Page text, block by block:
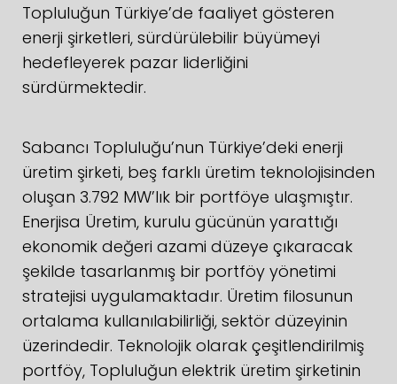
Topluluğun Türkiye’de faaliyet gösteren
enerji şirketleri, sürdürülebilir büyümeyi
hedefleyerek pazar liderliğini
sürdürmektedir.
Sabancı Topluluğu’nun Türkiye’deki enerji
üretim şirketi, beş farklı üretim teknolojisinden
oluşan 3.792 MW’lık bir portföye ulaşmıştır.
Enerjisa Üretim, kurulu gücünün yarattığı
ekonomik değeri azami düzeye çıkaracak
şekilde tasarlanmış bir portföy yönetimi
stratejisi uygulamaktadır. Üretim filosunun
ortalama kullanılabilirliği, sektör düzeyinin
üzerindedir. Teknolojik olarak çeşitlendirilmiş
portföy, Topluluğun elektrik üretim şirketinin